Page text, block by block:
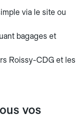
via le site ou
bagages et
Roissy-CDG et les
vos